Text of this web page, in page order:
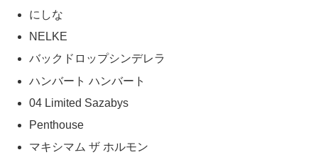
にしな
NELKE
バックドロップシンデレラ
ハンバート ハンバート
04 Limited Sazabys
Penthouse
マキシマム ザ ホルモン